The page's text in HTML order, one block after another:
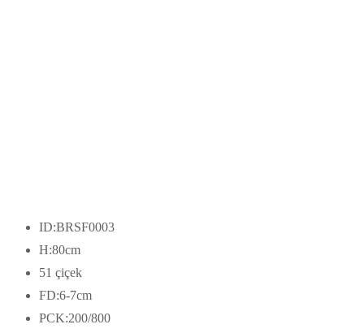
ID:BRSF0003
H:80cm
51 çiçek
FD:6-7cm
PCK:200/800